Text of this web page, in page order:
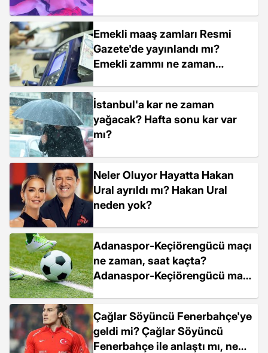
Emekli maaş zamları Resmi
Gazete'de yayınlandı mı?
Emekli zammı ne zaman
İstanbul'a kar ne zaman
yağacak? Hafta sonu kar var
mı?
Neler Oluyor Hayatta Hakan
Ural ayrıldı mı? Hakan Ural
neden yok?
Adanaspor-Keçiörengücü maçı
ne zaman, saat kaçta?
Adanaspor-Keçiörengücü maçı
Çağlar Söyüncü Fenerbahçe'ye
geldi mi? Çağlar Söyüncü
Fenerbahçe ile anlaştı mı, ne